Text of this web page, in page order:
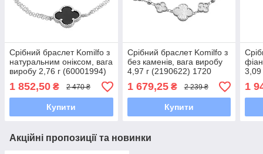
Срібний браслет Komilfo з
натуральним оніксом, вага
виробу 2,76 г (60001994)
1720 розмір
1 852,50 ₴ 2 470 ₴
Купити
Срібний браслет Komilfo з
без каменів, вага виробу
4,97 г (2190622) 1720
розмір
1 679,25₴ 2 239 ₴
Купити
3,09
1
Акційні пропозиції та новинки